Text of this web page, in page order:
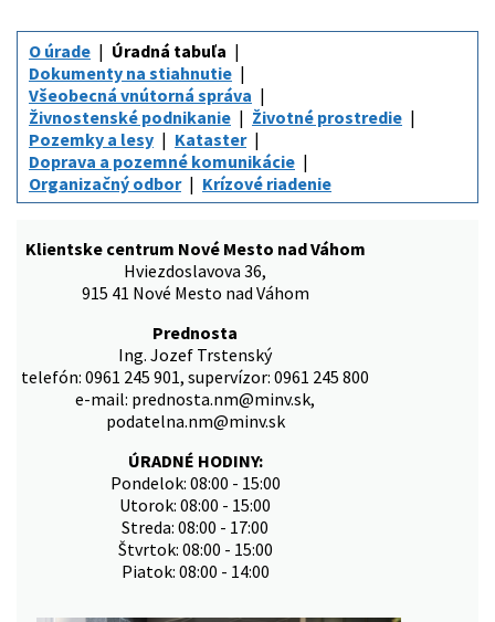
O úrade
Úradná tabuľa
Dokumenty na stiahnutie
Všeobecná vnútorná správa
Živnostenské podnikanie
Životné prostredie
Pozemky a lesy
Kataster
Doprava a pozemné komunikácie
Organizačný odbor
Krízové riadenie
Klientske centrum Nové Mesto nad Váhom
Hviezdoslavova 36,
915 41 Nové Mesto nad Váhom
Prednosta
Ing. Jozef Trstenský
telefón: 0961 245 901, supervízor: 0961 245 800
e-mail: prednosta.nm@minv.sk,
podatelna.nm@minv.sk
ÚRADNÉ HODINY:
Pondelok: 08:00 - 15:00
Utorok: 08:00 - 15:00
Streda: 08:00 - 17:00
Štvrtok: 08:00 - 15:00
Piatok: 08:00 - 14:00